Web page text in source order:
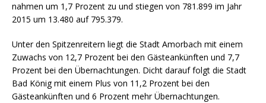
nahmen um 1,7 Prozent zu und stiegen von 781.899 im Jahr
2015 um 13.480 auf 795.379.
Unter den Spitzenreitern liegt die Stadt Amorbach mit einem
Zuwachs von 12,7 Prozent bei den Gästeankünften und 7,7
Prozent bei den Übernachtungen. Dicht darauf folgt die Stadt
Bad König mit einem Plus von 11,2 Prozent bei den
Gästeankünften und 6 Prozent mehr Übernachtungen.